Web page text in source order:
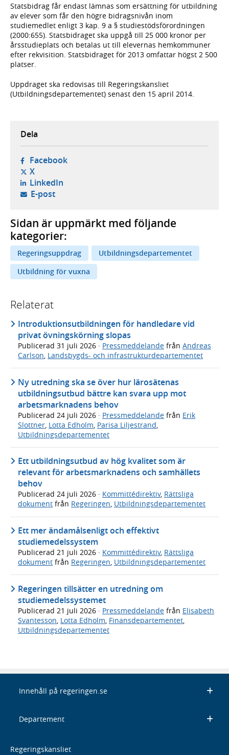
Statsbidrag får endast lämnas som ersättning för utbildning
av elever som får den högre bidragsnivån inom
studiemedlet enligt 3 kap. 9 a § studiestödsförordningen
(2000:655). Statsbidraget ska uppgå till 25 000 kronor per
årsstudieplats och betalas ut till elevernas hemkommuner
efter rekvisition. Statsbidraget för 2013 omfattar högst 2 500
platser.
Uppdraget ska redovisas till Regeringskansliet
(Utbildningsdepartementet) senast den 15 april 2014.
Dela
Facebook- öppnas i ny flik, extern webbplats,
X- öppnas i ny flik, extern webbplats,
LinkedIn- öppnas i ny flik, extern webbplats,
E-post- öppnar din e-postklient,
Sidan är uppmärkt med följande
kategorier:
Regeringsuppdrag
Utbildningsdepartementet
Utbildning för vuxna
Relaterat
Introduktionsutbildningen för handledare vid
privat övningskörning slopas
Publicerad 31 juli 2026 · Pressmeddelande från Andreas
Carlson, Landsbygds- och infrastrukturdepartementet
Ny utredning ska se över hur lärosätenas
utbildningsutbud bättre kan svara upp mot
arbetsmarknadens behov
Publicerad 24 juli 2026 · Pressmeddelande från Erik
Slottner Lotta Edholm Parisa Liljestrand
Utbildningsdepartementet
Ett utbildningsutbud av hög kvalitet som är
relevant för arbetsmarknadens och samhällets
behov
Publicerad 24 juli 2026 · Kommittédirektiv, Rättsliga
dokument från Regeringen, Utbildningsdepartementet
Ett mer ändamålsenligt och effektivt
studiemedelssystem
Publicerad 21 juli 2026 · Kommittédirektiv, Rättsliga
dokument från Regeringen, Utbildningsdepartementet
Regeringen tillsätter en utredning om
studiemedelssystemet
Publicerad 21 juli 2026 · Pressmeddelande från Elisabeth
Svantesson Lotta Edholm Finansdepartementet
Utbildningsdepartementet
Innehåll på regeringen.se
Departement
Regeringskansliet